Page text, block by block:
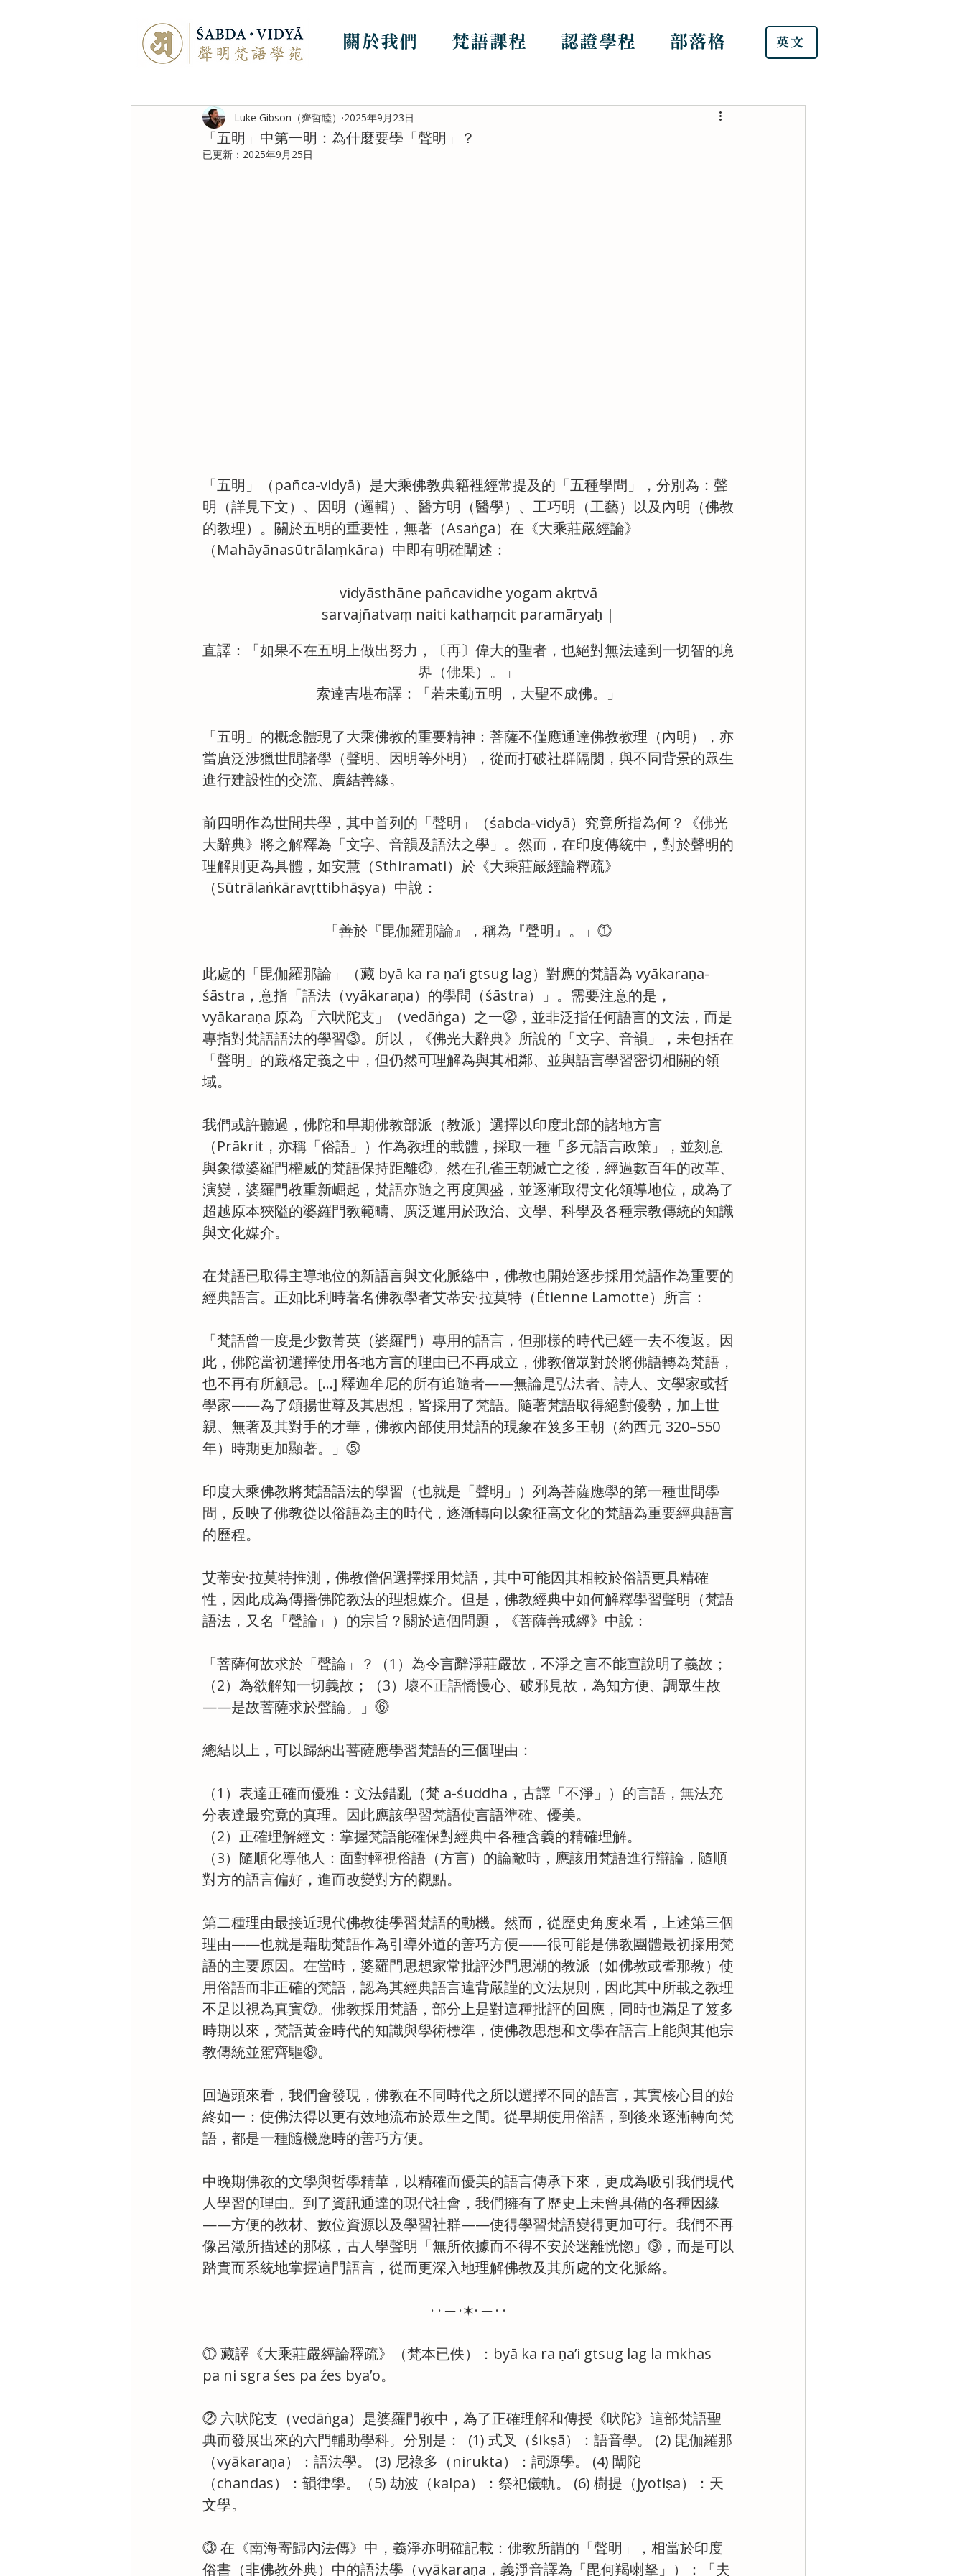
關於我們 梵語課程 認證學程 部落格 英文
「五明」中第一明：為什麼要學「聲明」？
Luke Gibson（齊哲睦） 2025年9月23日
已更新： 2025年9月25日
「五明」（pañca-vidyā）是大乘佛教典籍裡經常提及的「五種學問」，分別為：聲
明（詳見下文）、因明（邏輯）、醫方明（醫學）、工巧明（工藝）以及內明（佛教
的教理）。關於五明的重要性，無著（Asaṅga）在《大乘莊嚴經論》
（Mahāyānasūtrālaṃkāra）中即有明確闡述：
vidyāsthāne pañcavidhe yogam akṛtvā
sarvajñatvaṃ naiti kathaṃcit paramāryaḥ |
直譯：「如果不在五明上做出努力，〔再〕偉大的聖者，也絕對無法達到一切智的境
界（佛果）。」
索達吉堪布譯：「若未勤五明 ，大聖不成佛。」
「五明」的概念體現了大乘佛教的重要精神：菩薩不僅應通達佛教教理（內明），亦
當廣泛涉獵世間諸學（聲明、因明等外明），從而打破社群隔閡，與不同背景的眾生
進行建設性的交流、廣結善緣。
前四明作為世間共學，其中首列的「聲明」（śabda-vidyā）究竟所指為何？《佛光
大辭典》將之解釋為「文字、音韻及語法之學」。然而，在印度傳統中，對於聲明的
理解則更為具體，如安慧（Sthiramati）於《大乘莊嚴經論釋疏》
（Sūtrālaṅkāravṛttibhāṣya）中說：
「善於『毘伽羅那論』，稱為『聲明』。」⓵
此處的「毘伽羅那論」（藏 byā ka ra ṇa’i gtsug lag）對應的梵語為 vyākaraṇa-
śāstra，意指「語法（vyākaraṇa）的學問（śāstra）」。需要注意的是，
vyākaraṇa 原為「六吠陀支」（vedāṅga）之一⓶，並非泛指任何語言的文法，而是
專指對梵語語法的學習⓷。所以，《佛光大辭典》所說的「文字、音韻」，未包括在
「聲明」的嚴格定義之中，但仍然可理解為與其相鄰、並與語言學習密切相關的領
域。
我們或許聽過，佛陀和早期佛教部派（教派）選擇以印度北部的諸地方言
（Prākrit，亦稱「俗語」）作為教理的載體，採取一種「多元語言政策」，並刻意
與象徵婆羅門權威的梵語保持距離⓸。然在孔雀王朝滅亡之後，經過數百年的改革、
演變，婆羅門教重新崛起，梵語亦隨之再度興盛，並逐漸取得文化領導地位，成為了
超越原本狹隘的婆羅門教範疇、廣泛運用於政治、文學、科學及各種宗教傳統的知識
與文化媒介。
在梵語已取得主導地位的新語言與文化脈絡中，佛教也開始逐步採用梵語作為重要的
經典語言。正如比利時著名佛教學者艾蒂安·拉莫特（Étienne Lamotte）所言：
「梵語曾一度是少數菁英（婆羅門）專用的語言，但那樣的時代已經一去不復返。因
此，佛陀當初選擇使用各地方言的理由已不再成立，佛教僧眾對於將佛語轉為梵語，
也不再有所顧忌。[…] 釋迦牟尼的所有追隨者——無論是弘法者、詩人、文學家或哲
學家——為了頌揚世尊及其思想，皆採用了梵語。隨著梵語取得絕對優勢，加上世
親、無著及其對手的才華，佛教內部使用梵語的現象在笈多王朝（約西元 320–550
年）時期更加顯著。」⓹
印度大乘佛教將梵語語法的學習（也就是「聲明」）列為菩薩應學的第一種世間學
問，反映了佛教從以俗語為主的時代，逐漸轉向以象征高文化的梵語為重要經典語言
的歷程。
艾蒂安·拉莫特推測，佛教僧侶選擇採用梵語，其中可能因其相較於俗語更具精確
性，因此成為傳播佛陀教法的理想媒介。但是，佛教經典中如何解釋學習聲明（梵語
語法，又名「聲論」）的宗旨？關於這個問題，《菩薩善戒經》中說：
「菩薩何故求於「聲論」？（1）為令言辭淨莊嚴故，不淨之言不能宣說明了義故；
（2）為欲解知一切義故；（3）壞不正語憍慢心、破邪見故，為知方便、調眾生故
——是故菩薩求於聲論。」⓺
總結以上，可以歸納出菩薩應學習梵語的三個理由：
（1）表達正確而優雅：文法錯亂（梵 a-śuddha，古譯「不淨」）的言語，無法充
分表達最究竟的真理。因此應該學習梵語使言語準確、優美。
（2）正確理解經文：掌握梵語能確保對經典中各種含義的精確理解。
（3）隨順化導他人：面對輕視俗語（方言）的論敵時，應該用梵語進行辯論，隨順
對方的語言偏好，進而改變對方的觀點。
第二種理由最接近現代佛教徒學習梵語的動機。然而，從歷史角度來看，上述第三個
理由——也就是藉助梵語作為引導外道的善巧方便——很可能是佛教團體最初採用梵
語的主要原因。在當時，婆羅門思想家常批評沙門思潮的教派（如佛教或耆那教）使
用俗語而非正確的梵語，認為其經典語言違背嚴謹的文法規則，因此其中所載之教理
不足以視為真實⓻。佛教採用梵語，部分上是對這種批評的回應，同時也滿足了笈多
時期以來，梵語黃金時代的知識與學術標準，使佛教思想和文學在語言上能與其他宗
教傳統並駕齊驅⓼。
回過頭來看，我們會發現，佛教在不同時代之所以選擇不同的語言，其實核心目的始
終如一：使佛法得以更有效地流布於眾生之間。從早期使用俗語，到後來逐漸轉向梵
語，都是一種隨機應時的善巧方便。
中晚期佛教的文學與哲學精華，以精確而優美的語言傳承下來，更成為吸引我們現代
人學習的理由。到了資訊通達的現代社會，我們擁有了歷史上未曾具備的各種因緣
——方便的教材、數位資源以及學習社群——使得學習梵語變得更加可行。我們不再
像呂澂所描述的那樣，古人學聲明「無所依據而不得不安於迷離恍惚」⓽，而是可以
踏實而系統地掌握這門語言，從而更深入地理解佛教及其所處的文化脈絡。
· · ─ ·✶· ─ · ·
⓵ 藏譯《大乘莊嚴經論釋疏》（梵本已佚）：byā ka ra ṇa’i gtsug lag la mkhas
pa ni sgra śes pa źes bya’o。
⓶ 六吠陀支（vedāṅga）是婆羅門教中，為了正確理解和傳授《吠陀》這部梵語聖
典而發展出來的六門輔助學科。分別是：  (1) 式叉（śikṣā）：語音學。 (2) 毘伽羅那
（vyākaraṇa）：語法學。 (3) 尼祿多（nirukta）：詞源學。 (4) 闡陀
（chandas）：韻律學。（5) 劫波（kalpa）：祭祀儀軌。 (6) 樹提（jyotiṣa）：天
文學。
⓷ 在《南海寄歸內法傳》中，義淨亦明確記載：佛教所謂的「聲明」，相當於印度
俗書（非佛教外典）中的語法學（vyākaraṇa，義淨音譯為「毘何羯喇拏」）：「夫